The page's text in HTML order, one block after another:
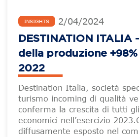
INSIGHTS 2/04/2024
DESTINATION ITALIA
della produzione
2022
Destination Italia, società
turismo incoming di qualità
conferma la crescita di tutti
economici nell’esercizio
diffusamente esposto nel